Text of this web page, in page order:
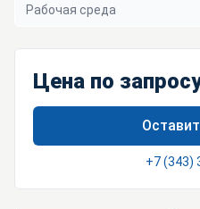
Рабочая среда
Цена по
+7 (343)